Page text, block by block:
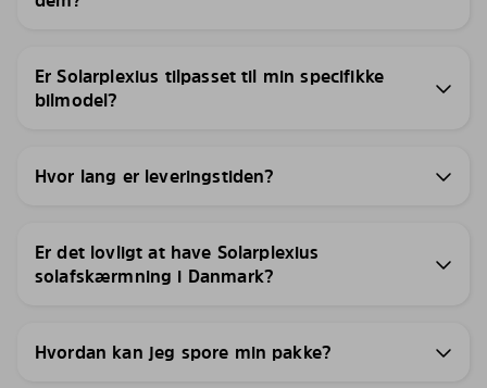
Er Solarplexius tilpasset til min specifikke
bilmodel?
Hvor lang er leveringstiden?
Er det lovligt at have Solarplexius
solafskærmning i Danmark?
Hvordan kan jeg spore min pakke?